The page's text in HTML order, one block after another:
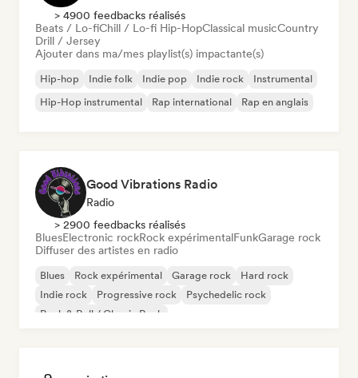
> 4900 feedbacks réalisés
Beats / Lo-fiChill / Lo-fi Hip-HopClassical musicCountry
Drill / Jersey
Ajouter dans ma/mes playlist(s) impactante(s)
Hip-hop Indie folk Indie pop Indie rock
Instrumental
Hip-Hop instrumental
Rap international Rap en anglais
Good Vibrations Radio
Radio
> 2900 feedbacks réalisés
BluesElectronic rockRock expérimentalFunkGarage rock
Diffuser des artistes en radio
Blues Rock expérimental Garage rock
Hard rock
Indie rock
Progressive rock
Psychedelic rock
Rock & Roll / Classic Rock